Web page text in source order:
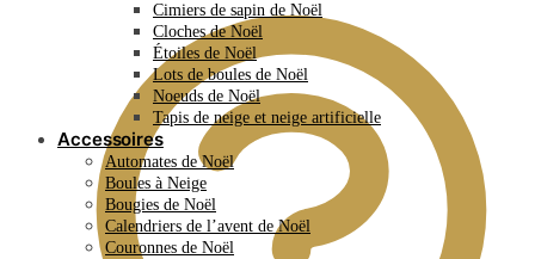
Cimiers de sapin de Noël
Cloches de Noël
Étoiles de Noël
Lots de boules de Noël
Noeuds de Noël
Tapis de neige et neige artificielle
Accessoires
Automates de Noël
Boules à Neige
Bougies de Noël
Calendriers de l’avent de Noël
Couronnes de Noël